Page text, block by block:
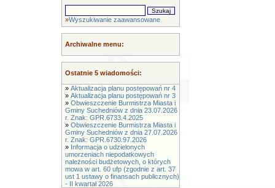
»Wyszukiwanie zaawansowane
Archiwalne menu:
Ostatnie 5 wiadomości:
» Aktualizacja planu postępowań nr 4
» Aktualizacja planu postępowań nr 3
» Obwieszczenie Burmistrza Miasta i
Gminy Suchedniów z dnia 23.07.2026
r. Znak: GPR.6733.4.2025
» Obwieszczenie Burmistrza Miasta i
Gminy Suchedniów z dnia 27.07.2026
r. Znak: GPR.6730.97.2026
» Informacja o udzielonych
umorzeniach niepodatkowych
należności budżetowych, o których
mowa w art. 60 ufp (zgodnie z art. 37
ust 1 ustawy o finansach publicznych)
- II kwartał 2026